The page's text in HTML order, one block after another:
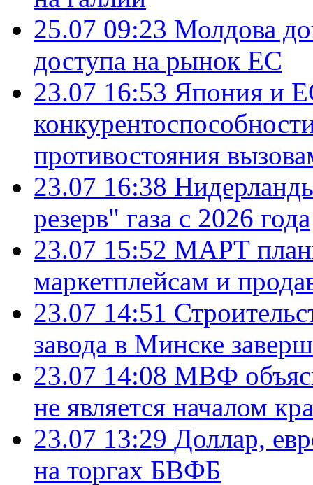
25.07 09:23 Молдова
доступа на рынок ЕС
23.07 16:53 Япония и
противостояния
23.07 16:38
резерв" газа с 2026 года
23.07 15:52 МАРТ
маркетплейсам и
23.07 14:51
завода в Минске
23.07 14:08 МВФ
не является началом
23.07 13:29 Доллар,
на торгах БВФБ